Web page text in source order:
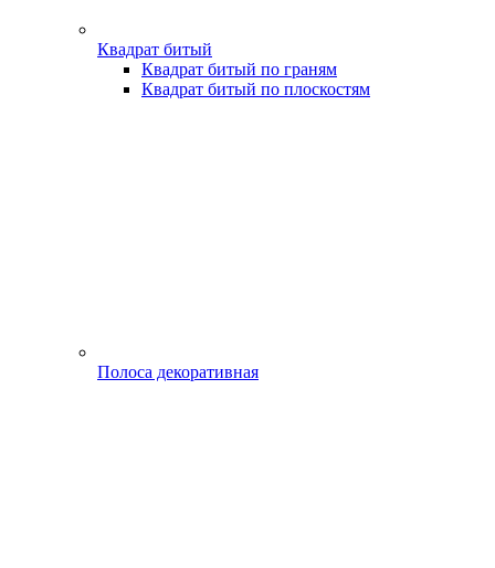
Квадрат битый
Квадрат битый по граням
Квадрат битый по плоскостям
Полоса декоративная